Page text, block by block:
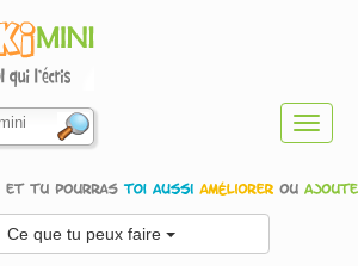
Ce que tu peux faire